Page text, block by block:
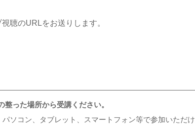
聴のURLをお送りします。
った場所から受講ください。
ソコン、タブレット、スマートフォン等で参加いただけ